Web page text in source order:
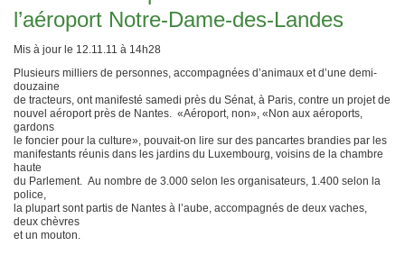
l’aéroport Notre-Dame-des-Landes
Mis à jour le 12.11.11 à 14h28
Plusieurs milliers de personnes, accompagnées d’animaux et d’une demi-
douzaine
de tracteurs, ont manifesté samedi près du Sénat, à Paris, contre un projet de
nouvel aéroport près de Nantes. «Aéroport, non», «Non aux aéroports,
gardons
le foncier pour la culture», pouvait-on lire sur des pancartes brandies par les
manifestants réunis dans les jardins du Luxembourg, voisins de la chambre
haute
du Parlement. Au nombre de 3.000 selon les organisateurs, 1.400 selon la
police,
la plupart sont partis de Nantes à l’aube, accompagnés de deux vaches,
deux chèvres
et un mouton.